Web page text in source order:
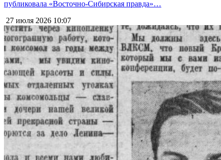
публиковала «Восточно-Сибирская правда»…
27 июля 2026 10:07